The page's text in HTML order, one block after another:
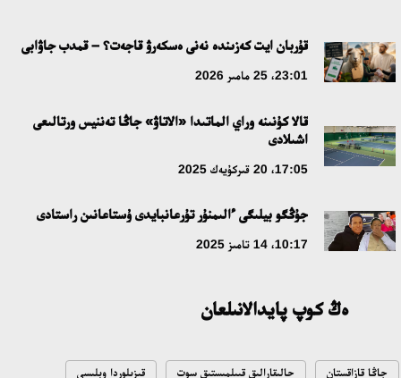
قۇربان ايت كەزىندە نەنى ەسكەرۋ قاجەت؟ – قمدب جاۋابى
23:01، 25 مامىر 2026
قالا كۇنىنە وراي الماتىدا «الاتاۋ» جاڭا تەننيس ورتالىعى
اشىلادى
17:05، 20 قىركۇيەك 2025
جۇڭگو بيلىگى ءالىمنۇر تۇرعانبايدى ۇستاعانىن راستادى
10:17، 14 تامىز 2025
ەڭ كوپ پايدالانىلعان
جاڭا قازاقستان حالىقارالىق قىىلمىستىق سوت قىزىلوردا وبلىسى